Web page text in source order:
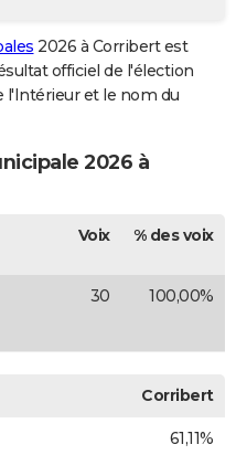
2026 à Corribert est
officiel de l'élection
et le nom du
2026 à
Voix % des voix
30 100,00%
Corribert
61,11%